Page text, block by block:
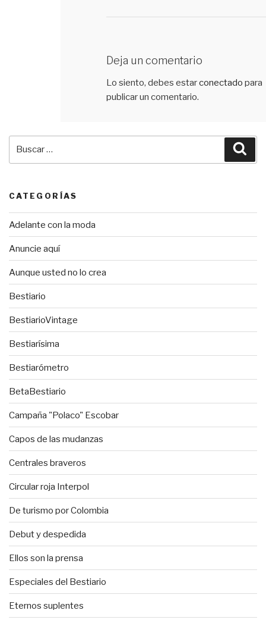
Deja un comentario
Lo siento, debes estarconectado para
publicar un comentario.
CATEGORÍAS
Adelante con la moda
Anuncie aquí
Aunque usted no lo crea
Bestiario
BestiarioVintage
Bestiarísima
Bestiarómetro
BetaBestiario
Campaña "Polaco" Escobar
Capos de las mudanzas
Centrales braveros
Circular roja Interpol
De turismo por Colombia
Debut y despedida
Ellos son la prensa
Especiales del Bestiario
Eternos suplentes